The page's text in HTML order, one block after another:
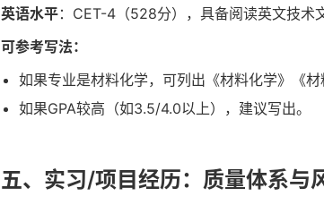
英语水平：CET-4（528分），具备阅读英文技术
可参考写法：
如果专业是材料化学，可列出《材料化学》《
如果GPA较高（如3.5/4.0以上），建议写出。
五、实习/项目经历：质量体系与